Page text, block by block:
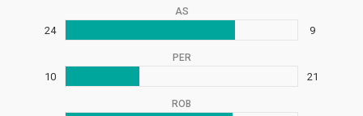
AS
24 9
PER
10 21
ROB